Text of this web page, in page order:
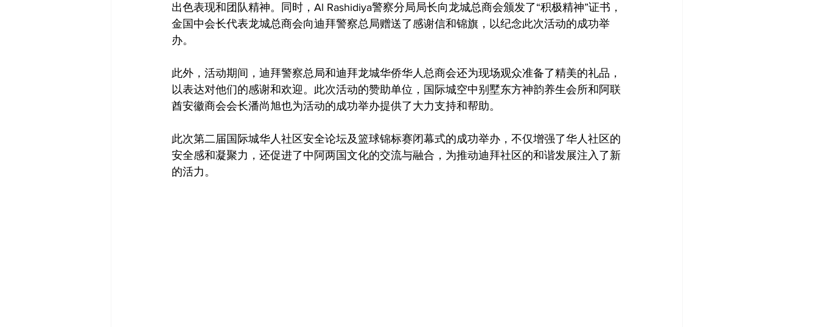
出色表现和团队精神。同时，Al Rashidiya警察分局局长向龙城总商会颁发了“积极精神”证书，
金国中会长代表龙城总商会向迪拜警察总局赠送了感谢信和锦旗，以纪念此次活动的成功举
办。
此外，活动期间，迪拜警察总局和迪拜龙城华侨华人总商会还为现场观众准备了精美的礼品，
以表达对他们的感谢和欢迎。此次活动的赞助单位，国际城空中别墅东方神韵养生会所和阿联
酋安徽商会会长潘尚旭也为活动的成功举办提供了大力支持和帮助。
此次第二届国际城华人社区安全论坛及篮球锦标赛闭幕式的成功举办，不仅增强了华人社区的
安全感和凝聚力，还促进了中阿两国文化的交流与融合，为推动迪拜社区的和谐发展注入了新
的活力。